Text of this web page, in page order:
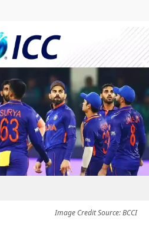
Image Credit Source: BCCI